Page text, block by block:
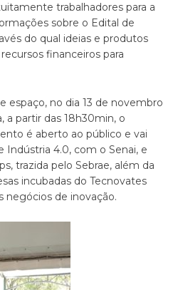
trabalhadores para a
sobre o Edital de
do qual ideias e produtos
financeiros para
espaço, no dia 13 de novembro
a partir das 18h30min, o
é aberto ao público e vai
Indústria 4.0, com o Senai, e
trazida pelo Sebrae, além da
incubadas do Tecnovates
de inovação.